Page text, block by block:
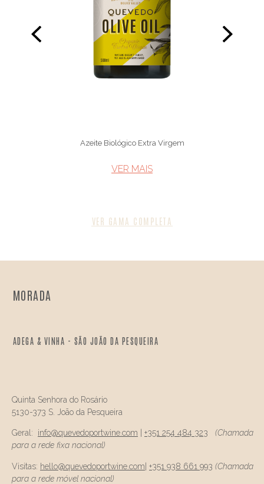
Azeite Biológico Extra Virgem
VER MAIS​
VER GAMA COMPLETA
MORADA
ADEGA & VINHA - SÃO JOÃO DA PESQUEIRA
Quinta Senhora do Rosário
5130-373 S. João da Pesqueira
Geral: info@quevedoportwine.com +351 254 484 323
(Chamada
para a rede fixa nacional)
Visitas: hello@quevedoportwine.com| +351 938 661 993 (Chamada
para a rede móvel nacional)